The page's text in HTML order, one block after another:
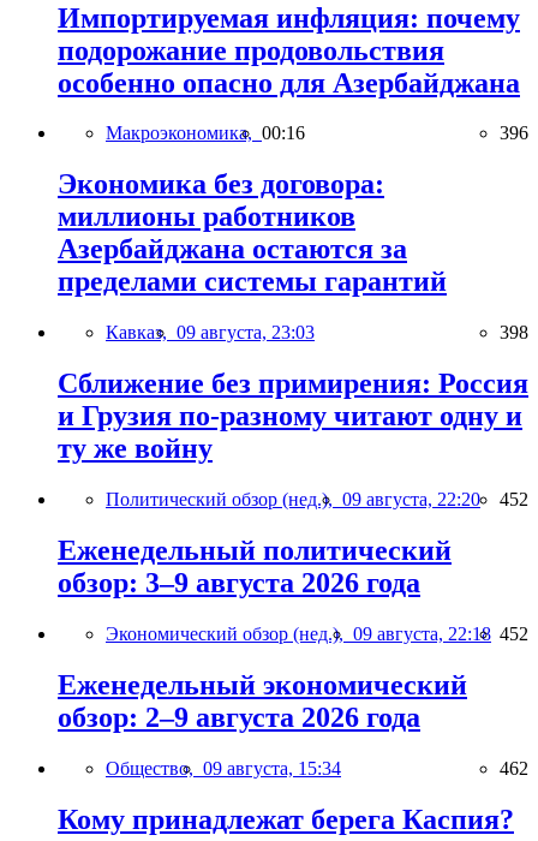
Импортируемая инфляция: почему
подорожание продовольствия
особенно опасно для Азербайджана
Макроэкономика, 00:16 396
Экономика без договора:
миллионы работников
Азербайджана остаются за
пределами системы гарантий
Кавказ, 09 августа, 23:03 398
Сближение без примирения: Россия
и Грузия по-разному читают одну и
ту же войну
Политический обзор (нед.), 09 августа, 22:20 452
Еженедельный политический
обзор: 3–9 августа 2026 года
Экономический обзор (нед.), 09 августа, 22:18 452
Еженедельный экономический
обзор: 2–9 августа 2026 года
Общество, 09 августа, 15:34 462
Кому принадлежат берега Каспия?